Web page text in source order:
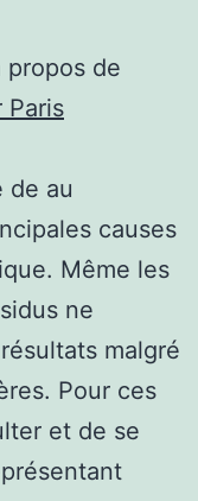
propos de
Paris
de au
causes
Même les
ne
malgré
Pour ces
et de se